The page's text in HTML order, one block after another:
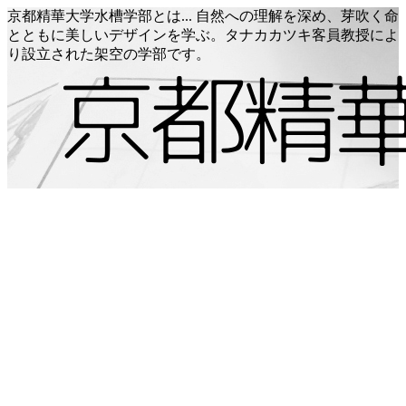
京都精華大学水槽学部とは... 自然への理解を深め、芽吹く命
とともに美しいデザインを学ぶ。タナカカツキ客員教授によ
り設立された架空の学部です。